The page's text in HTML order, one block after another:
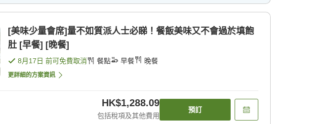
[美味少量會席]量不如質派人士必睇！餐飯美味又不會過於填飽
肚 [早餐] [晚餐]
8月17日 前可免費取消 餐點 早餐 晚餐
更詳細的方案資訊
HK$1,288.09
包括稅項及其他費用
預訂